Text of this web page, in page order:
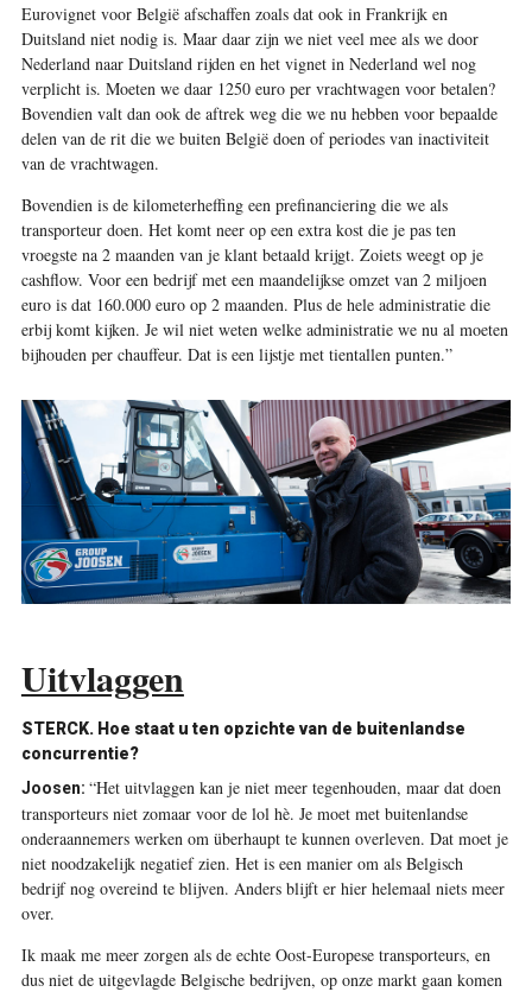
Eurovignet voor België afschaffen zoals dat ook in Frankrijk en
Duitsland niet nodig is. Maar daar zijn we niet veel mee als we door
Nederland naar Duitsland rijden en het vignet in Nederland wel nog
verplicht is. Moeten we daar 1250 euro per vrachtwagen voor betalen?
Bovendien valt dan ook de aftrek weg die we nu hebben voor bepaalde
delen van de rit die we buiten België doen of periodes van inactiviteit
van de vrachtwagen.
Bovendien is de kilometerheffing een prefinanciering die we als
transporteur doen. Het komt neer op een extra kost die je pas ten
vroegste na 2 maanden van je klant betaald krijgt. Zoiets weegt op je
cashflow. Voor een bedrijf met een maandelijkse omzet van 2 miljoen
euro is dat 160.000 euro op 2 maanden. Plus de hele administratie die
erbij komt kijken. Je wil niet weten welke administratie we nu al moeten
bijhouden per chauffeur. Dat is een lijstje met tientallen punten.”
Uitvlaggen
STERCK. Hoe staat u ten opzichte van de buitenlandse
concurrentie?
Joosen: “Het uitvlaggen kan je niet meer tegenhouden, maar dat doen
transporteurs niet zomaar voor de lol hè. Je moet met buitenlandse
onderaannemers werken om überhaupt te kunnen overleven. Dat moet je
niet noodzakelijk negatief zien. Het is een manier om als Belgisch
bedrijf nog overeind te blijven. Anders blijft er hier helemaal niets meer
over.
Ik maak me meer zorgen als de echte Oost-Europese transporteurs, en
dus niet de uitgevlagde Belgische bedrijven, op onze markt gaan komen